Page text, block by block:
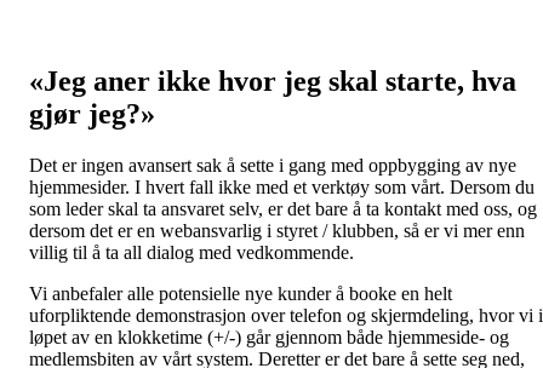
«Jeg aner ikke hvor jeg skal starte, hva
gjør jeg?»
Det er ingen avansert sak å sette i gang med oppbygging av nye
hjemmesider. I hvert fall ikke med et verktøy som vårt. Dersom du
som leder skal ta ansvaret selv, er det bare å ta kontakt med oss, og
dersom det er en webansvarlig i styret / klubben, så er vi mer enn
villig til å ta all dialog med vedkommende.
Vi anbefaler alle potensielle nye kunder å booke en helt
uforpliktende demonstrasjon over telefon og skjermdeling, hvor vi i
løpet av en klokketime (+/-) går gjennom både hjemmeside- og
medlemsbiten av vårt system. Deretter er det bare å sette seg ned,